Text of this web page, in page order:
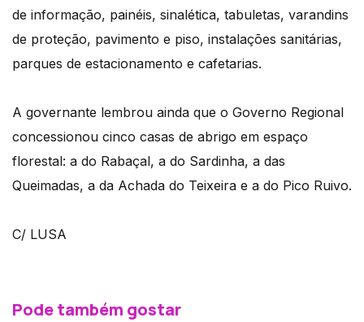
de informação, painéis, sinalética, tabuletas, varandins
de proteção, pavimento e piso, instalações sanitárias,
parques de estacionamento e cafetarias.
A governante lembrou ainda que o Governo Regional
concessionou cinco casas de abrigo em espaço
florestal: a do Rabaçal, a do Sardinha, a das
Queimadas, a da Achada do Teixeira e a do Pico Ruivo.
C/ LUSA
Pode também gostar